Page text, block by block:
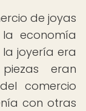
de joyas
economía
joyería era
eran
comercio
con otras